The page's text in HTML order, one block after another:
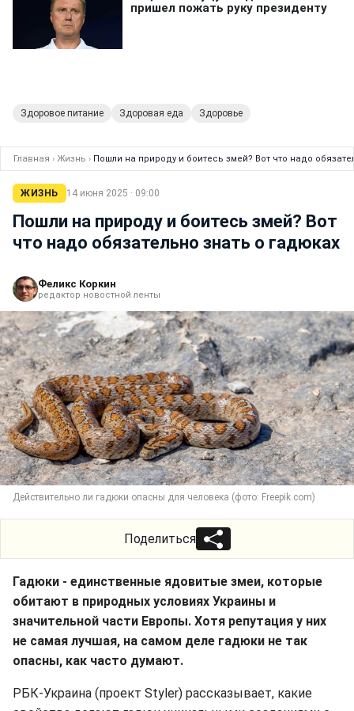
Здоровое питание Здоровая еда Здоровье
Главная › Жизнь › Пошли на природу и боитесь змей? Вот что надо
ЖИЗНЬ 14 июня 2025 · 09:00
Пошли на природу и боитесь змей? Вот
что надо обязательно знать о гадюках
Феликс Коркин
редактор новостной ленты
Действительно ли гадюки опасны для человека (фото: Freepik.com)
Поделиться
Гадюки - единственные ядовитые змеи, которые
обитают в природных условиях Украины и
значительной части Европы. Хотя репутация у них
не самая лучшая, на самом деле гадюки не так
опасны, как часто думают.
РБК-Украина (проект Styler) рассказывает, какие